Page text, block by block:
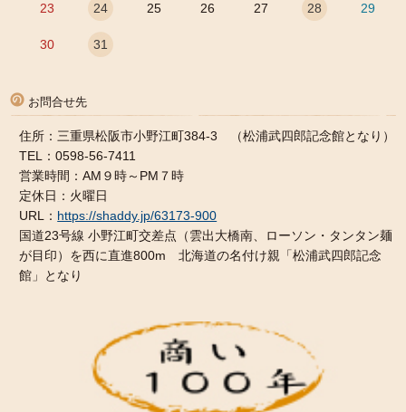
23 24 25 26 27 28 29
30 31
お問合せ先
住所：三重県松阪市小野江町384-3 （松浦武四郎記念館となり）
TEL：0598-56-7411
営業時間：AM９時～PM７時
定休日：火曜日
URL： https://shaddy.jp/63173-900
国道23号線 小野江町交差点（雲出大橋南、ローソン・タンタン麺
が目印）を西に直進800m 北海道の名付け親「松浦武四郎記念
館」となり